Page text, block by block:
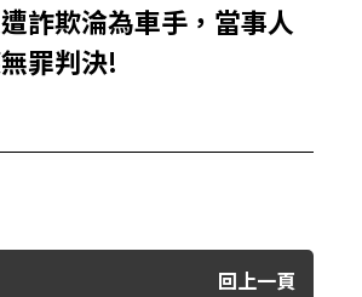
詐欺淪為車手，當事人
罪判決!
回上一頁